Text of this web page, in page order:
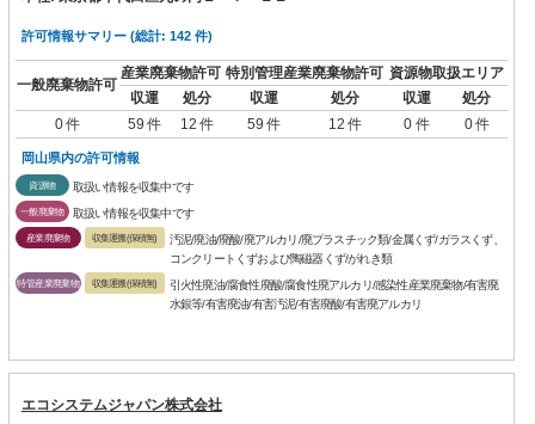
許可情報サマリー (総計: 142 件)
一般廃棄物許可
産業廃棄物許可 特別管理産業廃棄物許可 資源物取扱エリア
収運
処分 収運 処分 収運
処分
0 件
59 件 12 件 59 件 12 件 0 件 0 件
岡山県内の許可情報
資源物 取扱い情報を収集中です
一般廃棄物 取扱い情報を収集中です
産業廃棄物 収集運搬(保積無)
汚泥/廃油/廃酸/廃アルカリ/廃プラスチック類/金属くず/ガラスくず、
コンクリートくずおよび陶磁器くず/がれき類
特管産業廃棄物 収集運搬(保積無)
引火性廃油/腐食性廃酸/腐食性廃アルカリ/感染性産業廃棄物/有害廃
水銀等/有害廃油/有害汚泥/有害廃酸/有害廃アルカリ
エコシステムジャパン株式会社